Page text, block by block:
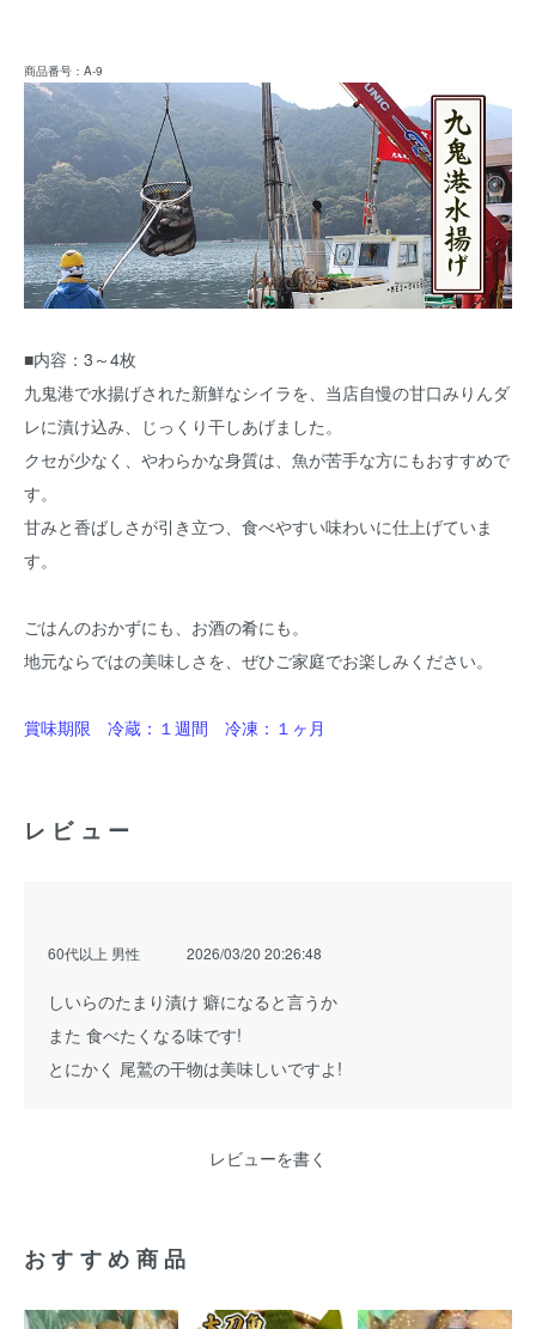
商品番号：A-9
■内容：3～4枚
九鬼港で水揚げされた新鮮なシイラを、当店自慢の甘口みりんダ
レに漬け込み、じっくり干しあげました。
クセが少なく、やわらかな身質は、魚が苦手な方にもおすすめで
す。
甘みと香ばしさが引き立つ、食べやすい味わいに仕上げていま
す。
ごはんのおかずにも、お酒の肴にも。
地元ならではの美味しさを、ぜひご家庭でお楽しみください。
賞味期限 冷蔵：１週間 冷凍：１ヶ月
レビュー
60代以上 男性 2026/03/20 20:26:48
しいらのたまり漬け 癖になると言うか
また 食べたくなる味です!
とにかく 尾鷲の干物は美味しいですよ!
レビューを書く
おすすめ商品